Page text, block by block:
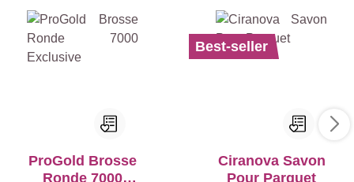
ProGold Brosse
Ronde 7000
Best-seller
Ciranova Savon
Pour Parquet